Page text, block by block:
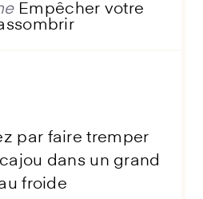
Empêcher votre
par faire tremper
dans un grand
froide